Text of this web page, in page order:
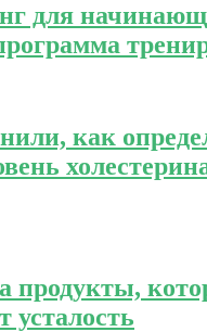
для
как
продукты,
усталость